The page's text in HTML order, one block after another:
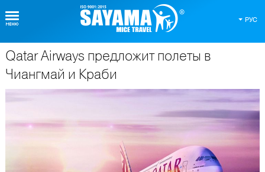
РУС
О Таиланде
Qatar Airways предложит полеты в
Чиангмай и Краби